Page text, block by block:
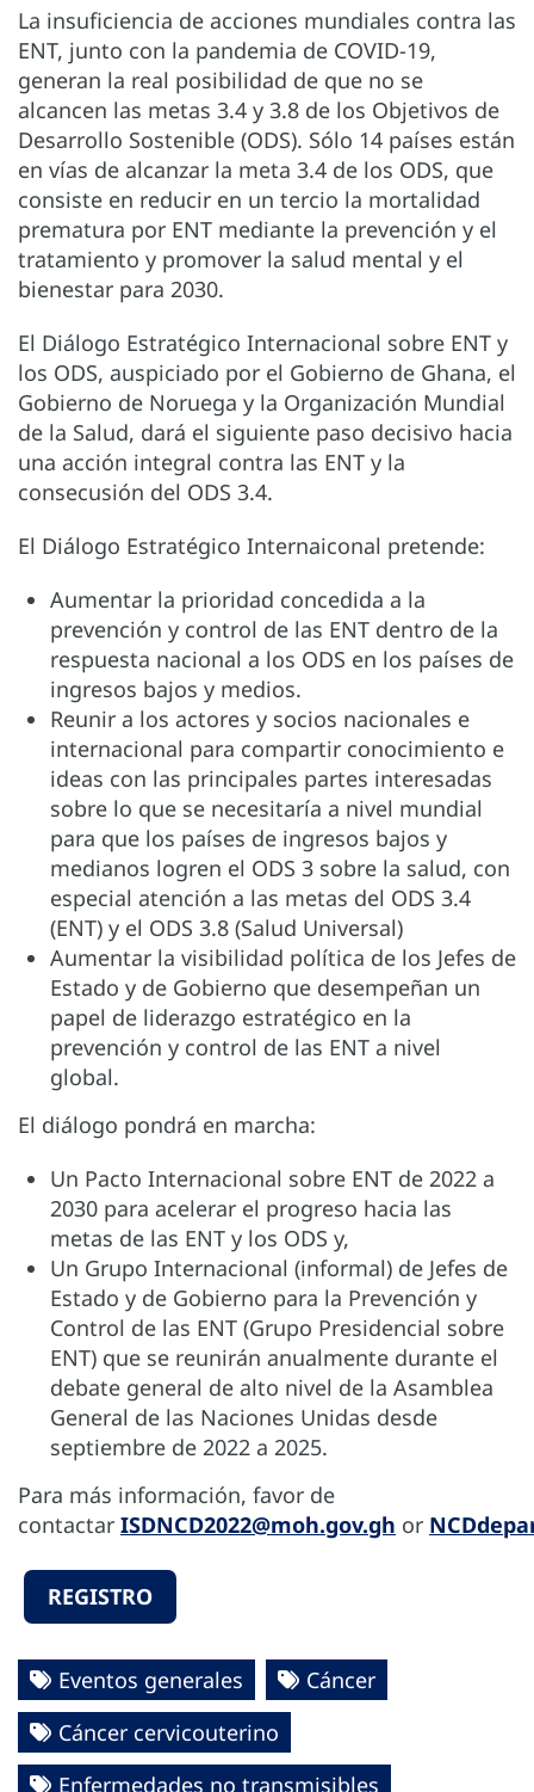
La insuficiencia de acciones mundiales contra las
ENT, junto con la pandemia de COVID-19,
generan la real posibilidad de que no se
alcancen las metas 3.4 y 3.8 de los Objetivos de
Desarrollo Sostenible (ODS). Sólo 14 países están
en vías de alcanzar la meta 3.4 de los ODS, que
consiste en reducir en un tercio la mortalidad
prematura por ENT mediante la prevención y el
tratamiento y promover la salud mental y el
bienestar para 2030.
El Diálogo Estratégico Internacional sobre ENT y
los ODS, auspiciado por el Gobierno de Ghana, el
Gobierno de Noruega y la Organización Mundial
de la Salud, dará el siguiente paso decisivo hacia
una acción integral contra las ENT y la
consecusión del ODS 3.4.
El Diálogo Estratégico Internaiconal pretende:
Aumentar la prioridad concedida a la
prevención y control de las ENT dentro de la
respuesta nacional a los ODS en los países de
ingresos bajos y medios.
Reunir a los actores y socios nacionales e
internacional para compartir conocimiento e
ideas con las principales partes interesadas
sobre lo que se necesitaría a nivel mundial
para que los países de ingresos bajos y
medianos logren el ODS 3 sobre la salud, con
especial atención a las metas del ODS 3.4
(ENT) y el ODS 3.8 (Salud Universal)
Aumentar la visibilidad política de los Jefes de
Estado y de Gobierno que desempeñan un
papel de liderazgo estratégico en la
prevención y control de las ENT a nivel
global.
El diálogo pondrá en marcha:
Un Pacto Internacional sobre ENT de 2022 a
2030 para acelerar el progreso hacia las
metas de las ENT y los ODS y,
Un Grupo Internacional (informal) de Jefes de
Estado y de Gobierno para la Prevención y
Control de las ENT (Grupo Presidencial sobre
ENT) que se reunirán anualmente durante el
debate general de alto nivel de la Asamblea
General de las Naciones Unidas desde
septiembre de 2022 a 2025.
Para más información, favor de
contactar ISDNCD2022@moh.gov.gh or
REGISTRO
Eventos generales
Cáncer
Cáncer cervicouterino
Enfermedades no transmisibles